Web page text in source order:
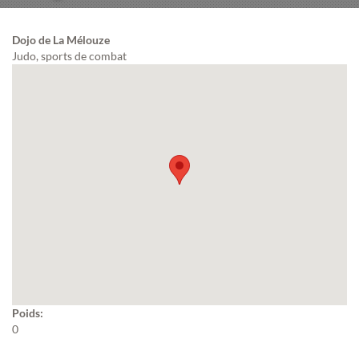
Dojo de La Mélouze
Judo, sports de combat
Poids:
0